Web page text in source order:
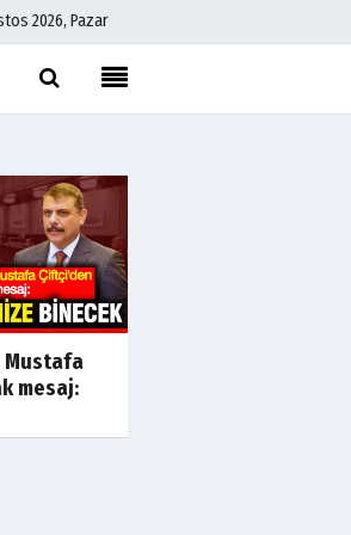
2026, Pazar
Politikası
İlkeleri
Son Dakika
Mustafa
mesaj: